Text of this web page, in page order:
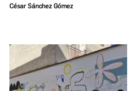
César Sánchez Gómez